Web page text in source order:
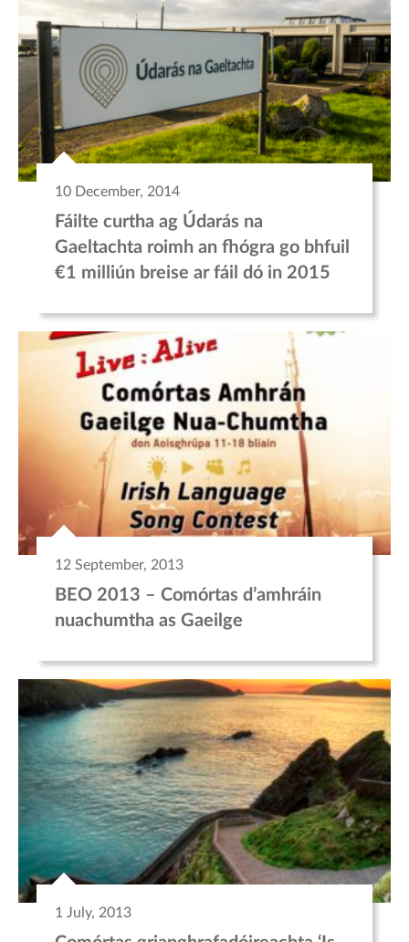
10 December, 2014
Fáilte curtha ag Údarás na
Gaeltachta roimh an fhógra go bhfuil
€1 milliún breise ar fáil dó in 2015
12 September, 2013
BEO 2013 – Comórtas d’amhráin
nuachumtha as Gaeilge
1 July, 2013